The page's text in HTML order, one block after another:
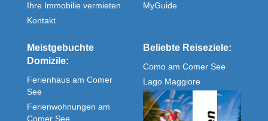
Ihre Immobilie vermieten
Kontakt
MyGuide
Meistgebuchte
Domizile:
Ferienhaus am Comer
See
Ferienwohnungen am
Comer See
Beliebte Reiseziele:
Como am Comer See
Lago Maggiore